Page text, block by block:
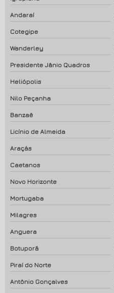
Andaraí
Cotegipe
Wanderley
Presidente Jânio Quadros
Heliópolis
Nilo Peçanha
Banzaê
Licínio de Almeida
Araçás
Caetanos
Novo Horizonte
Mortugaba
Milagres
Anguera
Botuporã
Piraí do Norte
Antônio Gonçalves